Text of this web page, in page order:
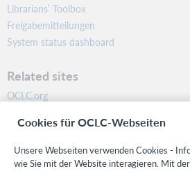
Librarians’ Toolbox
Freigabemitteilungen
System status dashboard
Related sites
OCLC.org
Community
Research
WebJunction
Cookies für OCLC-Webseiten
Unsere Webseiten verwenden Cookies -
wie Sie mit der Website interagieren. Mit